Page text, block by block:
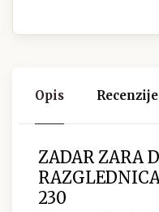
Opis
ZADAR ZARA
230